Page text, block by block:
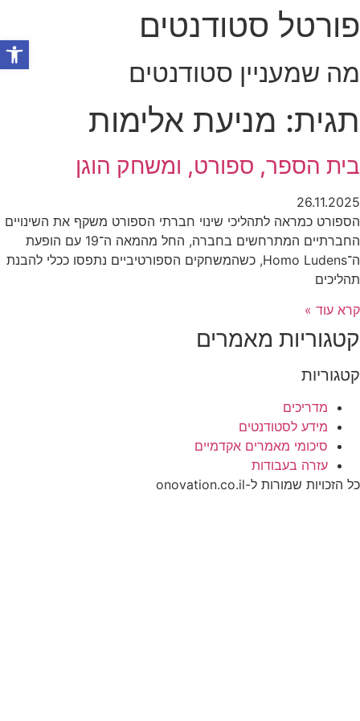
דלג
לתוכן
פורטל סטודנטים
מה שמעניין סטודנטים
תגית: מניעת אלימות
בית הספר, ספורט, ומשחק הוגן
26.11.2025
הספורט כמראה לתהליכי שינוי חברתי הספורט משקף את השינויים
החברתיים המתרחשים בחברה, החל מהמאה ה־19 עם הופעת
ה־Homo Ludens, כשהמשחקים הספורטיביים נתפסו ככלי להבנת
תהליכים
קרא עוד »
קטגוריות מאמרים
קטגוריות
מדריכים
מידע לסטודנטים
סיכומי מאמרים אקדמיים
עזרה בעבודות
כל הזכויות שמורות ל-onovation.co.il
פתח